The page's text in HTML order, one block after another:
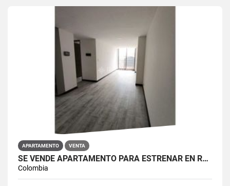
APARTAMENTO VENTA
SE VENDE APARTAMENTO PARA ESTRENAR EN RESTREPO ANTONIO NARIÑO
Colombia